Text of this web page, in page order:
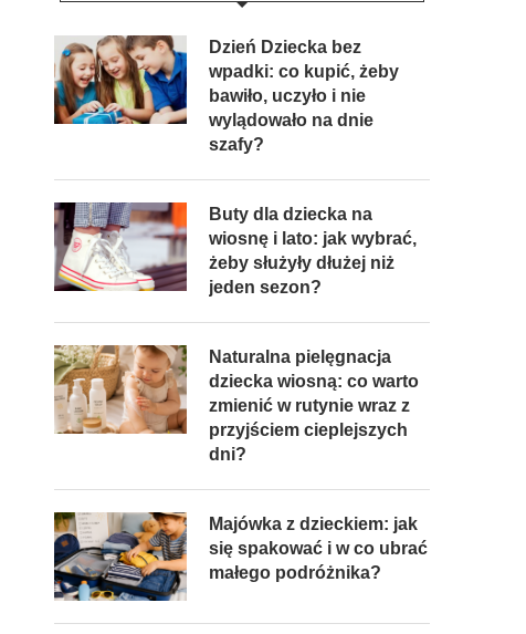
Dzień Dziecka bez
wpadki: co kupić, żeby
bawiło, uczyło i nie
wylądowało na dnie
szafy?
Buty dla dziecka na
wiosnę i lato: jak wybrać,
żeby służyły dłużej niż
jeden sezon?
Naturalna pielęgnacja
dziecka wiosną: co warto
zmienić w rutynie wraz z
przyjściem cieplejszych
dni?
Majówka z dzieckiem: jak
się spakować i w co ubrać
małego podróżnika?